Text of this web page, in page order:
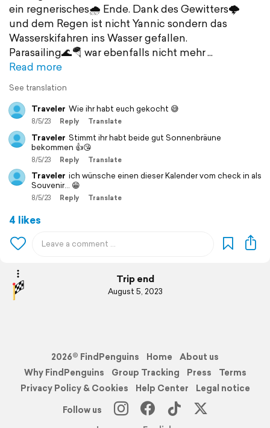
ein regnerisches🌧 Ende. Dank des Gewitters🌩
und dem Regen ist nicht Yannic sondern das
Wasserskifahren ins Wasser gefallen.
Parasailing🌊🪂 war ebenfalls nicht mehr
Read more
See translation
Traveler Wie ihr habt euch gekocht 😅
8/5/23 Reply Translate
Traveler Stimmt ihr habt beide gut Sonnenbräune
bekommen 👍😘
8/5/23 Reply Translate
Traveler ich wünsche einen dieser Kalender vom check in als
Souvenir... 😁
8/5/23 Reply Translate
4 likes
Trip end
August 5, 2023
2026© FindPenguins Home
About us
Why FindPenguins
Group Tracking Press
Terms
Privacy Policy & Cookies
Help Center
Legal notice
Follow us